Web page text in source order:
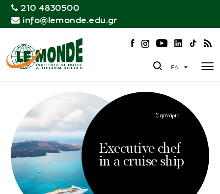
210 4830500
info@lemonde.edu.gr
ΕΛ
Σεμινάρια
Executive chef
in a cruise ship